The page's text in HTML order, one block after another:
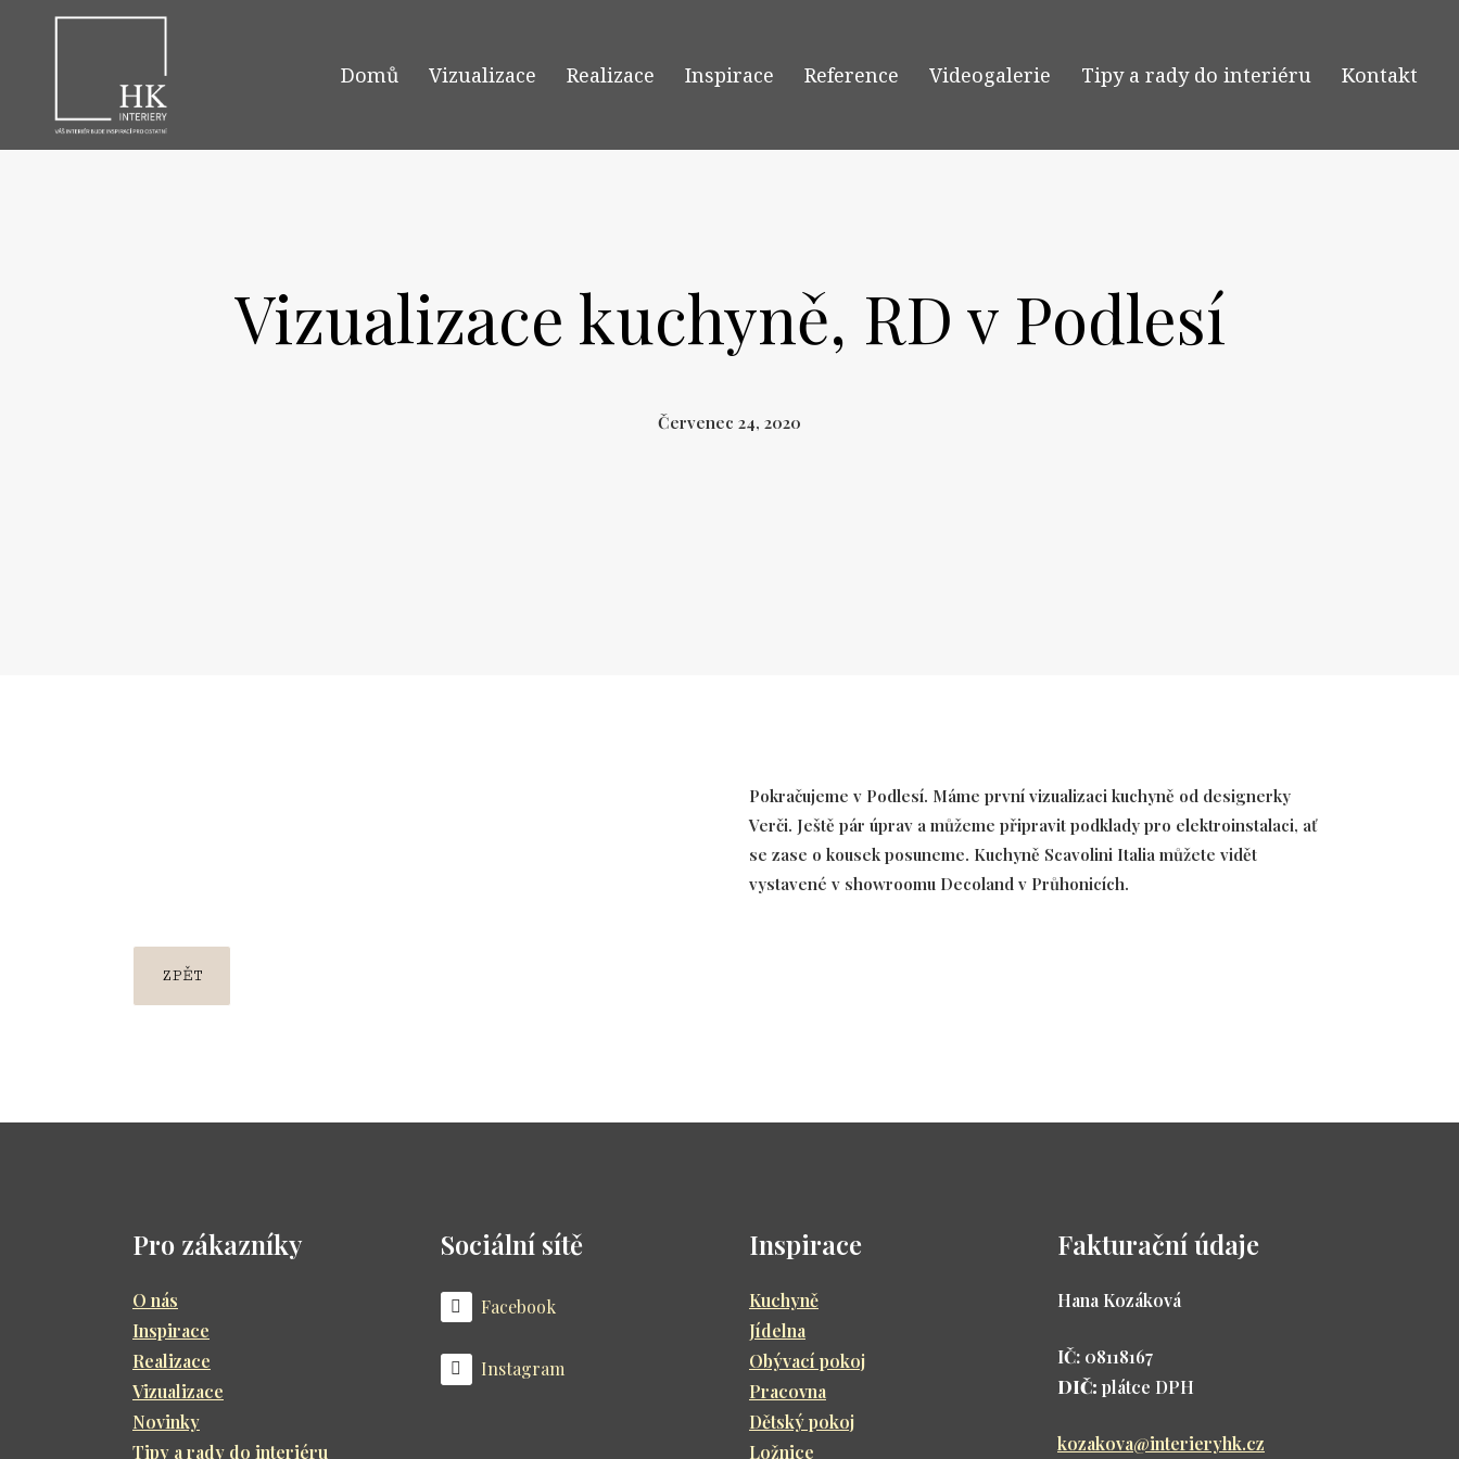
Domů Vizualizace Realizace Inspirace Reference Videogalerie Tipy a rady do interiéru Kontakt
Vizualizace kuchyně, RD v Podlesí
Červenec 24, 2020
Pokračujeme v Podlesí. Máme první vizualizaci kuchyně od designerky
Verči. Ještě pár úprav a můžeme připravit podklady pro elektroinstalaci, ať
se zase o kousek posuneme. Kuchyně Scavolini Italia můžete vidět
vystavené v showroomu Decoland v Průhonicích.
ZPĚT
Pro zákazníky
O nás
Inspirace
Realizace
Vizualizace
Novinky
Tipy a rady do interiéru
Sociální sítě
Facebook
Instagram
Inspirace
Kuchyně
Jídelna
Obývací pokoj
Pracovna
Dětský pokoj
Ložnice
Fakturační údaje
Hana Kozáková
IČ: 08118167
DIČ: plátce DPH
kozakova@interieryhk.cz